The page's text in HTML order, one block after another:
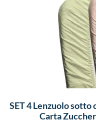
SET 4 Lenzuolo sotto
Carta